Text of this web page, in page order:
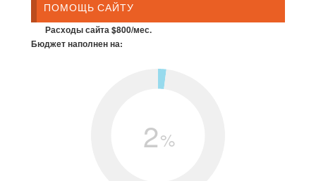
ПОМОЩЬ САЙТУ
Расходы сайта $800/мес.
Бюджет наполнен на:
2%